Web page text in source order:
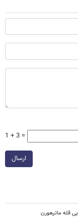
1 + 3 =
ارسال
قله ماترهورن